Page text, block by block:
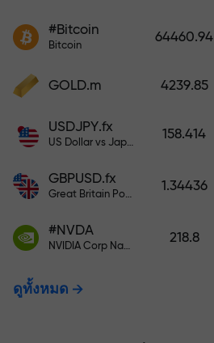
ผิด ยิ่งฝากมาก ตัวคูณยิ่งสูง
#Bitcoin
Bitcoin
64460.94
GOLD.m 4239.85
USDJPY.fx
US Dollar vs Japanese Yen
158.414
GBPUSD.fx
Great Britain Pound vs US Dollar
1.34436
#NVDA
NVIDIA Corp Nasdaq Stock Exchange (Nasdaq) USD
218.8
ดูทั้งหมด